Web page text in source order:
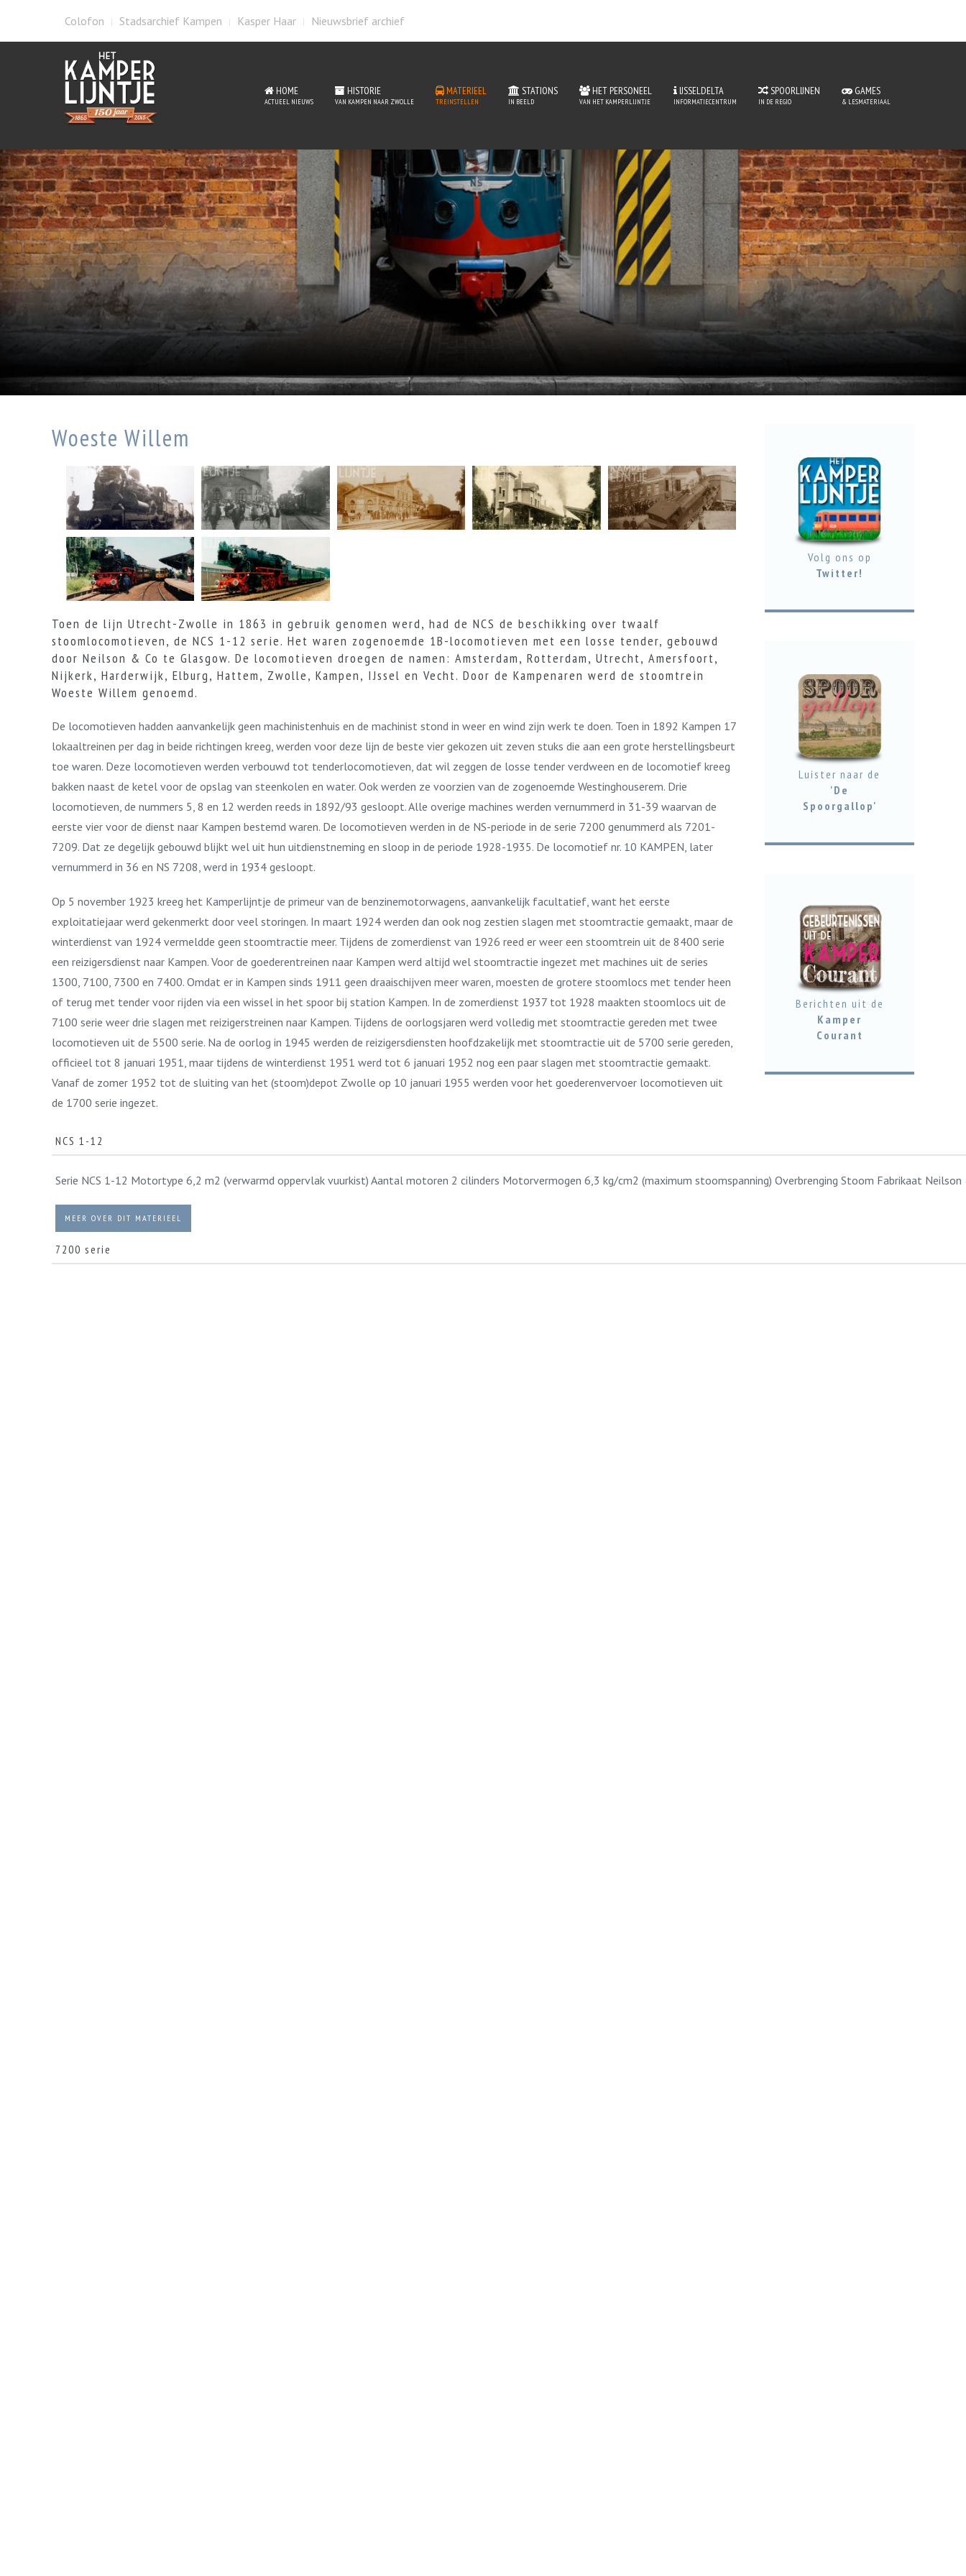
Colofon Stadsarchief Kampen Kasper Haar Nieuwsbrief archief
HOME
ACTUEEL NIEUWS
HISTORIE
VAN KAMPEN NAAR ZWOLLE
MATERIEEL
TREINSTELLEN
STATIONS
IN BEELD
HET PERSONEEL
VAN HET KAMPERLIJNTJE
IJSSELDELTA
INFORMATIECENTRUM
SPOORLIJNEN
IN DE REGIO
GAMES
& LESMATERIAAL
Materieel van het Kamperlijntje
READ MORE
Woeste Willem
Toen de lijn Utrecht-Zwolle in 1863 in gebruik genomen werd, had de NCS de beschikking over twaalf
stoomlocomotieven, de NCS 1-12 serie. Het waren zogenoemde 1B-locomotieven met een losse tender, gebouwd
door Neilson & Co te Glasgow. De locomotieven droegen de namen: Amsterdam, Rotterdam, Utrecht, Amersfoort,
Nijkerk, Harderwijk, Elburg, Hattem, Zwolle, Kampen, IJssel en Vecht. Door de Kampenaren werd de stoomtrein
Woeste Willem genoemd.
De locomotieven hadden aanvankelijk geen machinistenhuis en de machinist stond in weer en wind zijn werk te doen. Toen in 1892 Kampen 17
lokaaltreinen per dag in beide richtingen kreeg, werden voor deze lijn de beste vier gekozen uit zeven stuks die aan een grote herstellingsbeurt
toe waren. Deze locomotieven werden verbouwd tot tenderlocomotieven, dat wil zeggen de losse tender verdween en de locomotief kreeg
bakken naast de ketel voor de opslag van steenkolen en water. Ook werden ze voorzien van de zogenoemde Westinghouserem. Drie
locomotieven, de nummers 5, 8 en 12 werden reeds in 1892/93 gesloopt. Alle overige machines werden vernummerd in 31-39 waarvan de
eerste vier voor de dienst naar Kampen bestemd waren. De locomotieven werden in de NS-periode in de serie 7200 genummerd als 7201-
7209. Dat ze degelijk gebouwd blijkt wel uit hun uitdienstneming en sloop in de periode 1928-1935. De locomotief nr. 10 KAMPEN, later
vernummerd in 36 en NS 7208, werd in 1934 gesloopt.
Op 5 november 1923 kreeg het Kamperlijntje de primeur van de benzinemotorwagens, aanvankelijk facultatief, want het eerste
exploitatiejaar werd gekenmerkt door veel storingen. In maart 1924 werden dan ook nog zestien slagen met stoomtractie gemaakt, maar de
winterdienst van 1924 vermeldde geen stoomtractie meer. Tijdens de zomerdienst van 1926 reed er weer een stoomtrein uit de 8400 serie
een reizigersdienst naar Kampen. Voor de goederentreinen naar Kampen werd altijd wel stoomtractie ingezet met machines uit de series
1300, 7100, 7300 en 7400. Omdat er in Kampen sinds 1911 geen draaischijven meer waren, moesten de grotere stoomlocs met tender heen
of terug met tender voor rijden via een wissel in het spoor bij station Kampen. In de zomerdienst 1937 tot 1928 maakten stoomlocs uit de
7100 serie weer drie slagen met reizigerstreinen naar Kampen. Tijdens de oorlogsjaren werd volledig met stoomtractie gereden met twee
locomotieven uit de 5500 serie. Na de oorlog in 1945 werden de reizigersdiensten hoofdzakelijk met stoomtractie uit de 5700 serie gereden,
officieel tot 8 januari 1951, maar tijdens de winterdienst 1951 werd tot 6 januari 1952 nog een paar slagen met stoomtractie gemaakt.
Vanaf de zomer 1952 tot de sluiting van het (stoom)depot Zwolle op 10 januari 1955 werden voor het goederenvervoer locomotieven uit
de 1700 serie ingezet.
NCS 1-12
Serie NCS 1-12 Motortype 6,2 m2 (verwarmd oppervlak vuurkist) Aantal motoren 2 cilinders Motorvermogen 6,3 kg/cm2 (maximum stoomspanning) Overbrenging Stoom Fabrikaat
MEER OVER DIT MATERIEEL
7200 serie
Volg ons op
Twitter!
Luister naar de
'De
Spoorgallop'
Berichten uit de
Kamper
Courant